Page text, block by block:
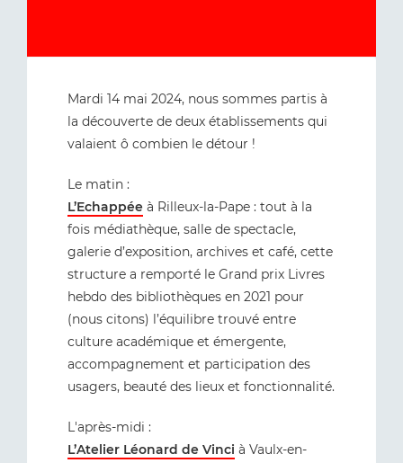
Mardi 14 mai 2024, nous sommes partis à
la découverte de deux établissements qui
valaient ô combien le détour !
Le matin :
L’Echappée à Rilleux-la-Pape : tout à la
fois médiathèque, salle de spectacle,
galerie d’exposition, archives et café, cette
structure a remporté le Grand prix Livres
hebdo des bibliothèques en 2021 pour
(nous citons) l’équilibre trouvé entre
culture académique et émergente,
accompagnement et participation des
usagers, beauté des lieux et fonctionnalité.
L'après-midi :
L’Atelier Léonard de Vinci à Vaulx-en-